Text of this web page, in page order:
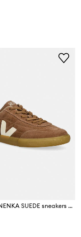
Veja PANENKA SUEDE sneakers da donna in scamoscio